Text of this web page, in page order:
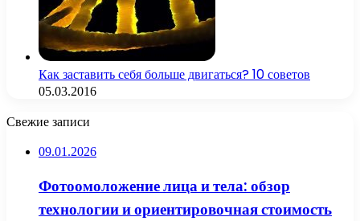
Как заставить себя больше двигаться? 10 советов
05.03.2016
Свежие записи
09.01.2026
Фотоомоложение лица и тела: обзор
технологии и ориентировочная стоимость